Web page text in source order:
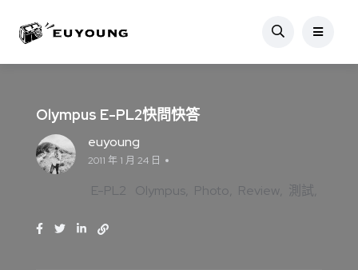
Olympus E-PL2快問快答
euyoung
2011 年 1 月 24 日
E-PL2 Olympus Photo Review 測試